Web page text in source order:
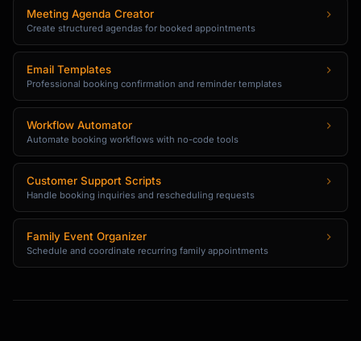
Define different appointment types:
```json
  "eventTypes": [
    {
      "id": "intro-call",
      "name": "15-Minute Intro Call",
      "duration": 15,
      "description": "Quick introduction to
discuss your needs",
      "color": "#4CAF50",
      "location": "Zoom",
      "questions": [
Meeting Agenda Creator
Create structured agendas for booked appointments
Email Templates
Professional booking confirmation and reminder templates
Workflow Automator
Automate booking workflows with no-code tools
Customer Support Scripts
Handle booking inquiries and rescheduling requests
Family Event Organizer
Schedule and coordinate recurring family appointments